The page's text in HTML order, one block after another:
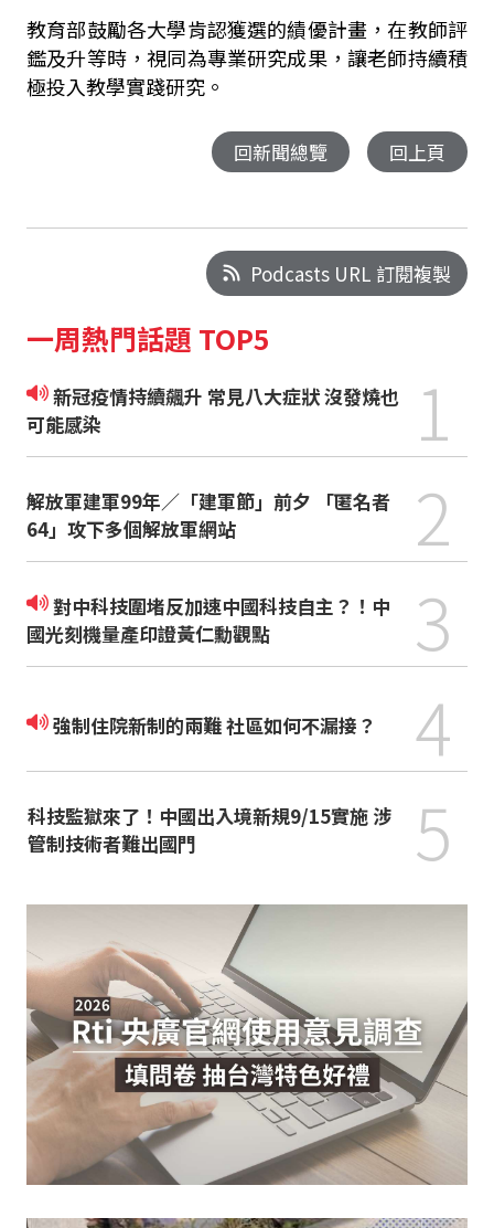
教育部鼓勵各大學肯認獲選的績優計畫，在教師評
鑑及升等時，視同為專業研究成果，讓老師持續積
極投入教學實踐研究。
回新聞總覽 回上頁
Podcasts URL 訂閱複製
一周熱門話題 TOP5
新冠疫情持續飆升 常見八大症狀 沒發燒也
可能感染
1
解放軍建軍99年／「建軍節」前夕 「匿名者
64」攻下多個解放軍網站
2
對中科技圍堵反加速中國科技自主？！中
國光刻機量產印證黃仁勳觀點
3
強制住院新制的兩難 社區如何不漏接？ 4
科技監獄來了！中國出入境新規9/15實施 涉
管制技術者難出國門
5